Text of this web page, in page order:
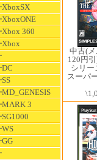
360
3
中古(
120円
シリー
スーパ